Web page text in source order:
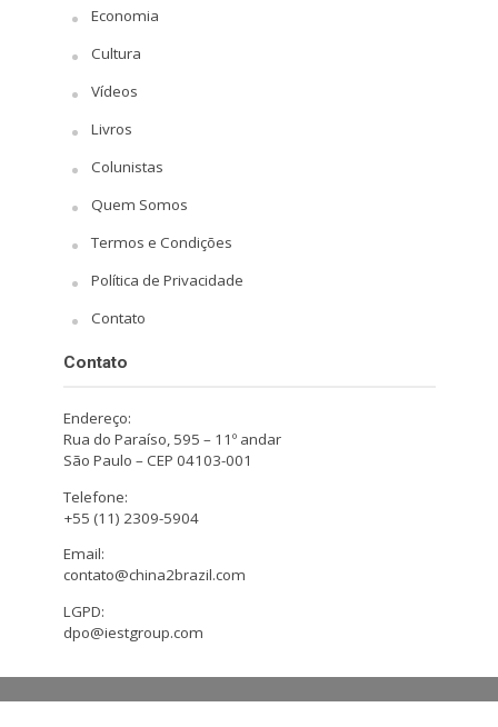
Economia
Cultura
Vídeos
Livros
Colunistas
Quem Somos
Termos e Condições
Política de Privacidade
Contato
Contato
Endereço:
Rua do Paraíso, 595 – 11º andar
São Paulo – CEP 04103-001
Telefone:
+55 (11) 2309-5904
Email:
contato@china2brazil.com
LGPD:
dpo@iestgroup.com